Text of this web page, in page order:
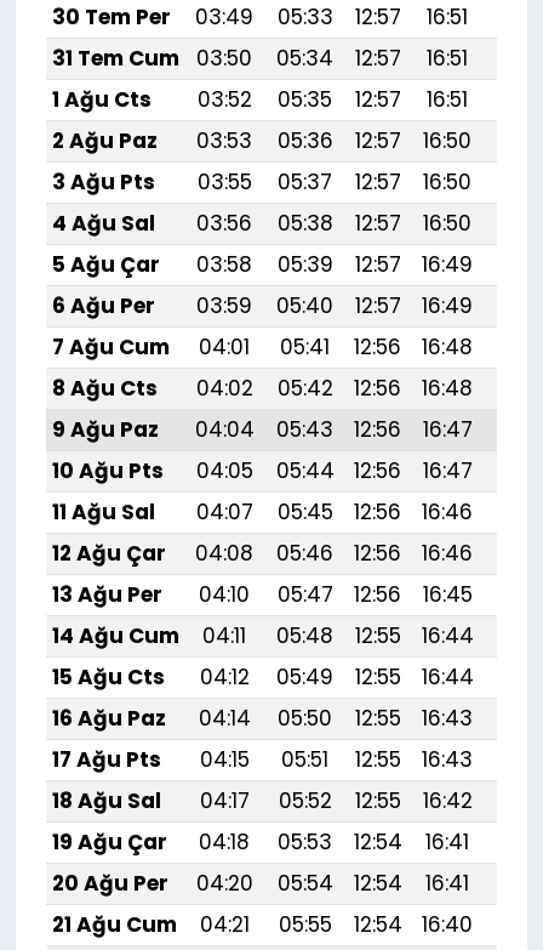
30 Tem Per
03:49 05:33 12:57 16:51
31 Tem Cum
03:50 05:34 12:57 16:51
1 Ağu Cts
03:52 05:35 12:57 16:51
2 Ağu Paz
03:53 05:36 12:57 16:50
3 Ağu Pts
03:55 05:37 12:57 16:50
4 Ağu Sal
03:56 05:38 12:57 16:50
5 Ağu Çar
03:58 05:39 12:57 16:49
6 Ağu Per
03:59 05:40 12:57 16:49
7 Ağu Cum
04:01 05:41 12:56 16:48
8 Ağu Cts
04:02 05:42 12:56 16:48
9 Ağu Paz
04:04 05:43 12:56 16:47
10 Ağu Pts
04:05 05:44 12:56 16:47
11 Ağu Sal
04:07 05:45 12:56 16:46
12 Ağu Çar
04:08 05:46 12:56 16:46
13 Ağu Per
04:10 05:47 12:56 16:45
14 Ağu Cum
04:11 05:48 12:55 16:44
15 Ağu Cts
04:12 05:49 12:55 16:44
16 Ağu Paz
04:14 05:50 12:55 16:43
17 Ağu Pts
04:15 05:51 12:55 16:43
18 Ağu Sal
04:17 05:52 12:55 16:42
19 Ağu Çar
04:18 05:53 12:54 16:41
20 Ağu Per
04:20 05:54 12:54 16:41
21 Ağu Cum
04:21 05:55 12:54 16:40